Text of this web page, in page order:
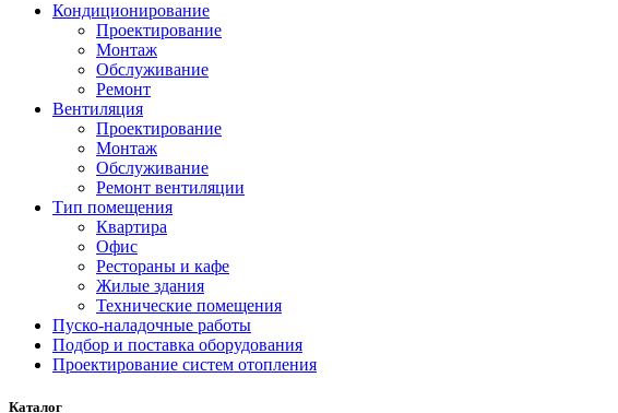
Кондиционирование
Проектирование
Монтаж
Обслуживание
Ремонт
Вентиляция
Проектирование
Монтаж
Обслуживание
Ремонт вентиляции
Тип помещения
Квартира
Офис
Рестораны и кафе
Жилые здания
Технические помещения
Пуско-наладочные работы
Подбор и поставка оборудования
Проектирование систем отопления
Каталог